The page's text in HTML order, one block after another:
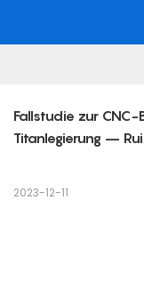
Fallstudie zur
Titanlegierung –
2023-12-11